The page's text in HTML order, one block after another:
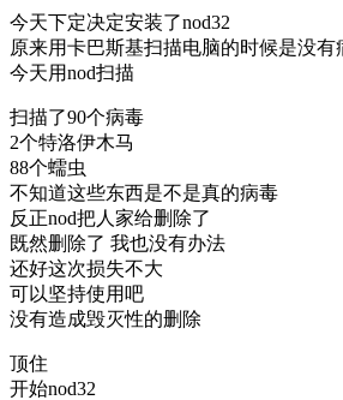
今天下定决定安装了nod32
原来用卡巴斯基扫描电脑的时候是没有
今天用nod扫描
扫描了90个病毒
2个特洛伊木马
88个蠕虫
不知道这些东西是不是真的病毒
反正nod把人家给删除了
既然删除了 我也没有办法
还好这次损失不大
可以坚持使用吧
没有造成毁灭性的删除
顶住
开始nod32